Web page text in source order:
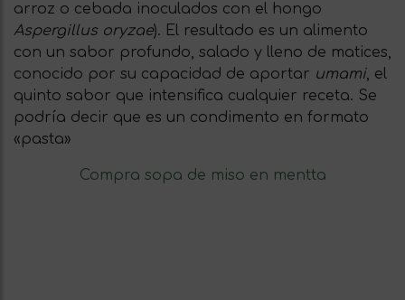
arroz o cebada inoculados con el hongo
Aspergillus oryzae). El resultado es un alimento
con un sabor profundo, salado y lleno de matices,
conocido por su capacidad de aportar umami, el
quinto sabor que intensifica cualquier receta. Se
podría decir que es un condimento en formato
«pasta»
Compra sopa de miso en mentta